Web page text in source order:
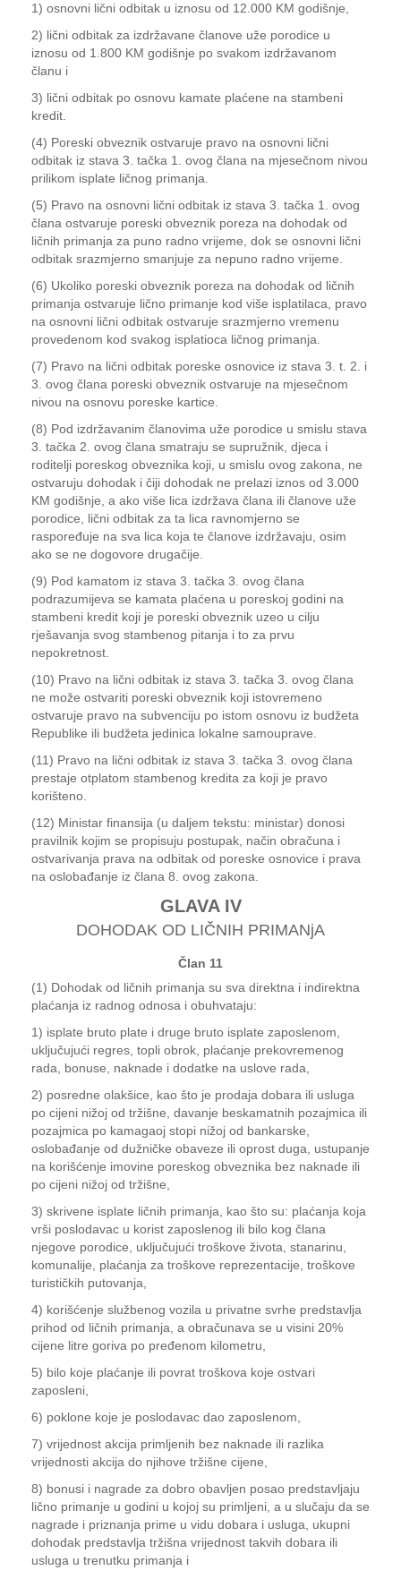
1) osnovni lični odbitak u iznosu od 12.000 KM godišnje,
2) lični odbitak za izdržavane članove uže porodice u
iznosu od 1.800 KM godišnje po svakom izdržavanom
članu i
3) lični odbitak po osnovu kamate plaćene na stambeni
kredit.
(4) Poreski obveznik ostvaruje pravo na osnovni lični
odbitak iz stava 3. tačka 1. ovog člana na mjesečnom nivou
prilikom isplate ličnog primanja.
(5) Pravo na osnovni lični odbitak iz stava 3. tačka 1. ovog
člana ostvaruje poreski obveznik poreza na dohodak od
ličnih primanja za puno radno vrijeme, dok se osnovni lični
odbitak srazmjerno smanjuje za nepuno radno vrijeme.
(6) Ukoliko poreski obveznik poreza na dohodak od ličnih
primanja ostvaruje lično primanje kod više isplatilaca, pravo
na osnovni lični odbitak ostvaruje srazmjerno vremenu
provedenom kod svakog isplatioca ličnog primanja.
(7) Pravo na lični odbitak poreske osnovice iz stava 3. t. 2. i
3. ovog člana poreski obveznik ostvaruje na mjesečnom
nivou na osnovu poreske kartice.
(8) Pod izdržavanim članovima uže porodice u smislu stava
3. tačka 2. ovog člana smatraju se supružnik, djeca i
roditelji poreskog obveznika koji, u smislu ovog zakona, ne
ostvaruju dohodak i čiji dohodak ne prelazi iznos od 3.000
KM godišnje, a ako više lica izdržava člana ili članove uže
porodice, lični odbitak za ta lica ravnomjerno se
raspoređuje na sva lica koja te članove izdržavaju, osim
ako se ne dogovore drugačije.
(9) Pod kamatom iz stava 3. tačka 3. ovog člana
podrazumijeva se kamata plaćena u poreskoj godini na
stambeni kredit koji je poreski obveznik uzeo u cilju
rješavanja svog stambenog pitanja i to za prvu
nepokretnost.
(10) Pravo na lični odbitak iz stava 3. tačka 3. ovog člana
ne može ostvariti poreski obveznik koji istovremeno
ostvaruje pravo na subvenciju po istom osnovu iz budžeta
Republike ili budžeta jedinica lokalne samouprave.
(11) Pravo na lični odbitak iz stava 3. tačka 3. ovog člana
prestaje otplatom stambenog kredita za koji je pravo
korišteno.
(12) Ministar finansija (u daljem tekstu: ministar) donosi
pravilnik kojim se propisuju postupak, način obračuna i
ostvarivanja prava na odbitak od poreske osnovice i prava
na oslobađanje iz člana 8. ovog zakona.
GLAVA IV
DOHODAK OD LIČNIH PRIMANjA
Član 11
(1) Dohodak od ličnih primanja su sva direktna i indirektna
plaćanja iz radnog odnosa i obuhvataju:
1) isplate bruto plate i druge bruto isplate zaposlenom,
uključujući regres, topli obrok, plaćanje prekovremenog
rada, bonuse, naknade i dodatke na uslove rada,
2) posredne olakšice, kao što je prodaja dobara ili usluga
po cijeni nižoj od tržišne, davanje beskamatnih pozajmica ili
pozajmica po kamagaoj stopi nižoj od bankarske,
oslobađanje od dužničke obaveze ili oprost duga, ustupanje
na korišćenje imovine poreskog obveznika bez naknade ili
po cijeni nižoj od tržišne,
3) skrivene isplate ličnih primanja, kao što su: plaćanja koja
vrši poslodavac u korist zaposlenog ili bilo kog člana
njegove porodice, uključujući troškove života, stanarinu,
komunalije, plaćanja za troškove reprezentacije, troškove
turističkih putovanja,
4) korišćenje službenog vozila u privatne svrhe predstavlja
prihod od ličnih primanja, a obračunava se u visini 20%
cijene litre goriva po pređenom kilometru,
5) bilo koje plaćanje ili povrat troškova koje ostvari
zaposleni,
6) poklone koje je poslodavac dao zaposlenom,
7) vrijednost akcija primljenih bez naknade ili razlika
vrijednosti akcija do njihove tržišne cijene,
8) bonusi i nagrade za dobro obavljen posao predstavljaju
lično primanje u godini u kojoj su primljeni, a u slučaju da se
nagrade i priznanja prime u vidu dobara i usluga, ukupni
dohodak predstavlja tržišna vrijednost takvih dobara ili
usluga u trenutku primanja i